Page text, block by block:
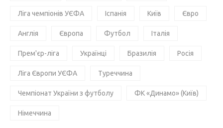
Ліга чемпіонів УЄФА Іспанія Київ Євро
Англія Європа Футбол Італія
Прем'єр-ліга Українці Бразилія Росія
Ліга Європи УЄФА Туреччина
Чемпіонат України з футболу ФК «Динамо» (Київ)
Німеччина